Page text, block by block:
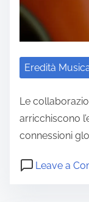
Eredità
Le
arricchiscono
connessioni
Leave a
Post read time